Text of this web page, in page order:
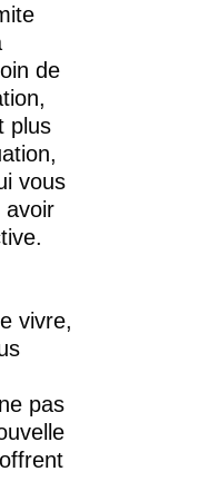
de
plus
vous
avoir
vivre,
pas